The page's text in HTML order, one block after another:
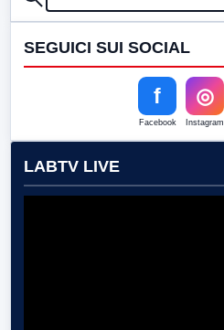
SEGUICI SUI SOCIAL
f
Facebook
◎
Instagram
LABTV LIVE